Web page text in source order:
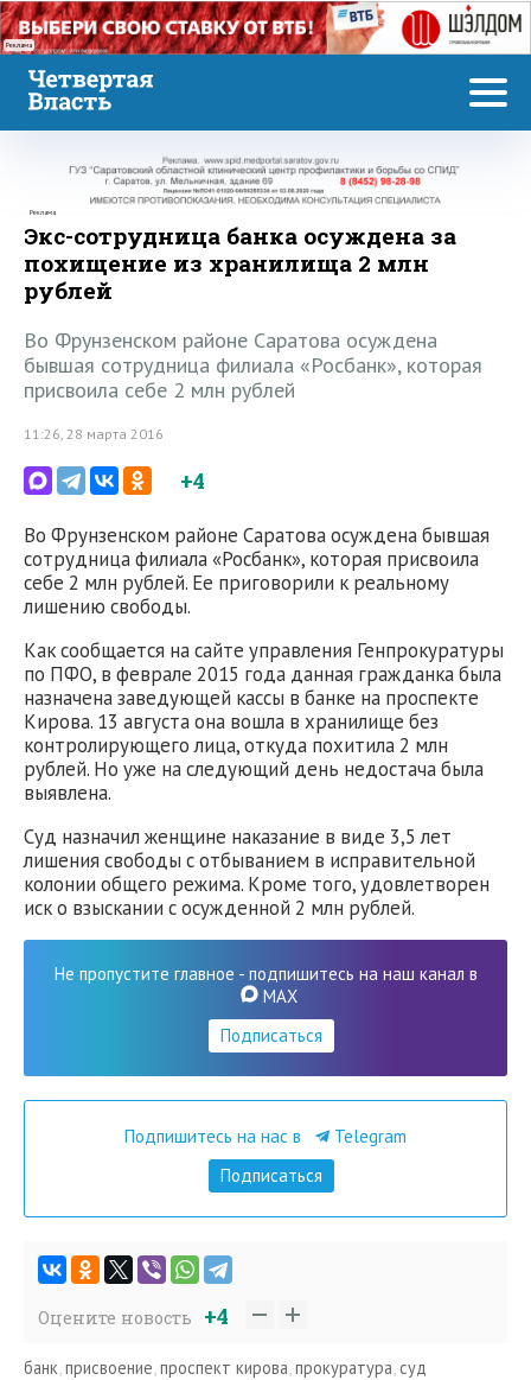
Реклама
Реклама
Экс-сотрудница банка осуждена за
похищение из хранилища 2 млн
рублей
Во Фрунзенском районе Саратова осуждена
бывшая сотрудница филиала «Росбанк», которая
присвоила себе 2 млн рублей
11:26, 28 марта 2016
+4
Во Фрунзенском районе Саратова осуждена бывшая
сотрудница филиала «Росбанк», которая присвоила
себе 2 млн рублей. Ее приговорили к реальному
лишению свободы.
Как сообщается на сайте управления Генпрокуратуры
по ПФО, в феврале 2015 года данная гражданка была
назначена заведующей кассы в банке на проспекте
Кирова. 13 августа она вошла в хранилище без
контролирующего лица, откуда похитила 2 млн
рублей. Но уже на следующий день недостача была
выявлена.
Суд назначил женщине наказание в виде 3,5 лет
лишения свободы с отбыванием в исправительной
колонии общего режима. Кроме того, удовлетворен
иск о взыскании с осужденной 2 млн рублей.
Не пропустите главное - подпишитесь на наш канал в
MAX
Подписаться
Подпишитесь на нас в
Telegram
Подписаться
Оцените новость +4
банк,присвоение,проспект кирова,прокуратура, суд